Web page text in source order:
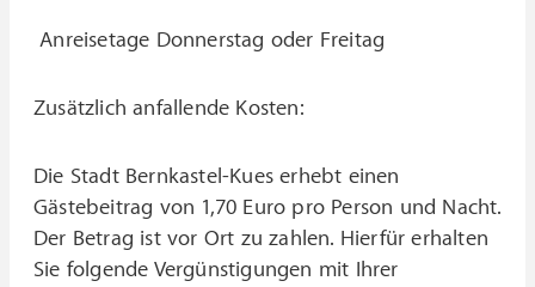
Anreisetage Donnerstag oder Freitag
Zusätzlich anfallende Kosten:
Die Stadt Bernkastel-Kues erhebt einen
Gästebeitrag von 1,70 Euro pro Person und Nacht.
Der Betrag ist vor Ort zu zahlen. Hierfür erhalten
Sie folgende Vergünstigungen mit Ihrer